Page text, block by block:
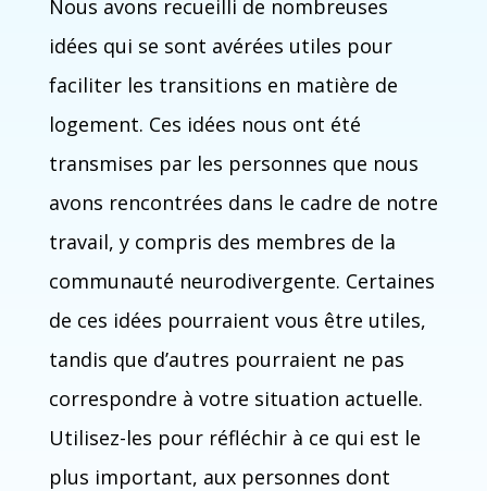
Nous avons recueilli de nombreuses
idées qui se sont avérées utiles pour
faciliter les transitions en matière de
logement. Ces idées nous ont été
transmises par les personnes que nous
avons rencontrées dans le cadre de notre
travail, y compris des membres de la
communauté neurodivergente. Certaines
de ces idées pourraient vous être utiles,
tandis que d’autres pourraient ne pas
correspondre à votre situation actuelle.
Utilisez-les pour réfléchir à ce qui est le
plus important, aux personnes dont